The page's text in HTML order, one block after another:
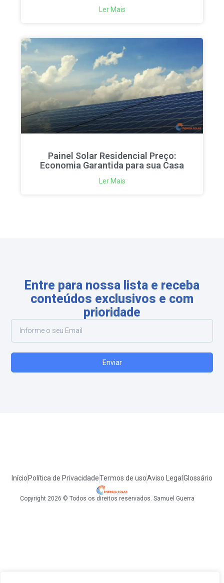
Ler Mais
Painel Solar Residencial Preço:
Economia Garantida para sua Casa
Ler Mais
Entre para nossa lista e receba
conteúdos exclusivos e com
prioridade
Enviar
Início Política de PrivacidadeTermos de usoAviso Legal Glossário
Copyright 2026 © Todos os direitos reservados. Samuel Guerra